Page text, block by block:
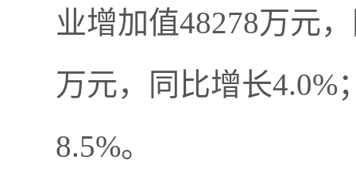
业增加值48278万元
万元，同比增长4.0%
8.5%。